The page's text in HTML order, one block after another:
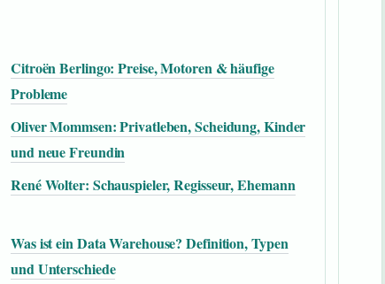
Citroën Berlingo: Preise, Motoren & häufige
Probleme
Oliver Mommsen: Privatleben, Scheidung, Kinder
und neue Freundin
René Wolter: Schauspieler, Regisseur, Ehemann
Was ist ein Data Warehouse? Definition, Typen
und Unterschiede